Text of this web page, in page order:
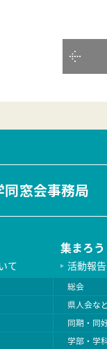
同窓会事務局
て
集まろ
活動報告
総会
県人会な
同期・同
学部・学